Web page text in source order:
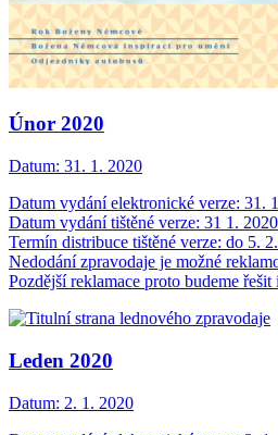
Únor 2020
Datum: 31. 1. 2020
Datum vydání elektronické verze: 31.
Datum vydání tištěné verze: 31 1. 2020
Termín distribuce tištěné verze: do 5.
Nedodání zpravodaje je možné
Pozdější reklamace proto budeme
Leden 2020
Datum: 2. 1. 2020